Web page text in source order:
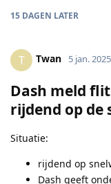
15 DAGEN LATER
T Twan 5 jan. 2025
Dash meld
rijdend op de
Situatie:
rijdend op
Dash geeft